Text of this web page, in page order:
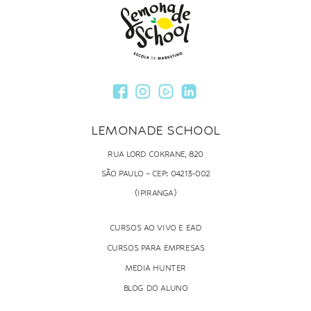
LEMONADE SCHOOL
RUA LORD COKRANE, 820
SÃO PAULO – CEP: 04213-002
(IPIRANGA)
CURSOS AO VIVO E EAD
CURSOS PARA EMPRESAS
MEDIA HUNTER
BLOG DO ALUNO